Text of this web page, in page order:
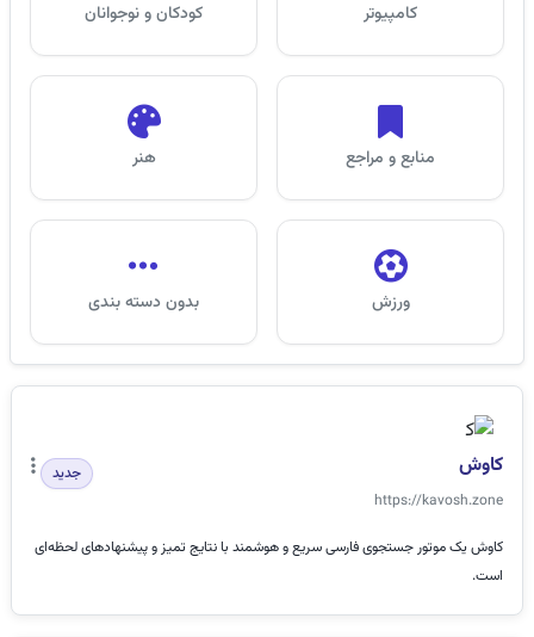
کامپیوتر کودکان و نوجوانان
منابع و مراجع هنر
ورزش بدون دسته بندی
کاوش
https://kavosh.zone
جدید
کاوش یک موتور جستجوی فارسی سریع و هوشمند با نتایج تمیز و پیشنهادهای لحظه‌ای
است.